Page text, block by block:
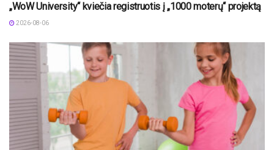
„WoW University“ kviečia registruotis į „1000 moterų“ projektą
2026-08-06